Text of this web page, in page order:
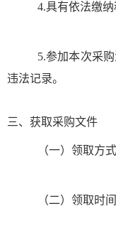
4.具有依法缴纳
5.参加本次采
违法记录。
三、获取采购文件
（一）领取方式
（二）领取时间